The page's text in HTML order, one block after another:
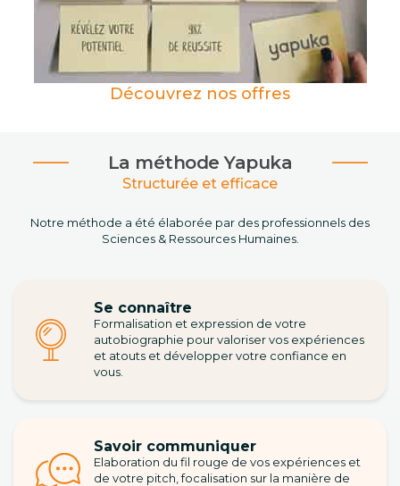
Découvrez nos offres
La méthode Yapuka
Structurée et efficace
Notre méthode a été élaborée par des professionnels des
Sciences & Ressources Humaines.
Se connaître
Formalisation et expression de votre
autobiographie pour valoriser vos expériences
et atouts et développer votre confiance en
vous.
Savoir communiquer
Elaboration du fil rouge de vos expériences et
de votre pitch, focalisation sur la manière de